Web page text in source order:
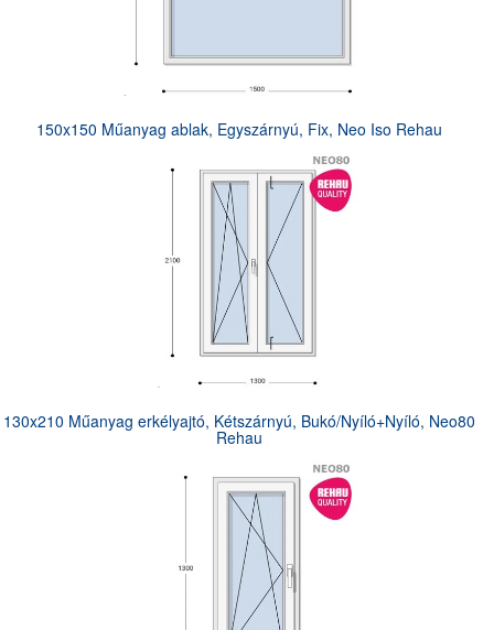
150x150 Műanyag ablak, Egyszárnyú, Fix, Neo Iso Rehau
130x210 Műanyag erkélyajtó, Kétszárnyú, Bukó/Nyíló+Nyíló, Neo80
Rehau